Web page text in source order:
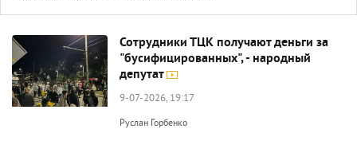
Сотрудники ТЦК получают деньги за
"бусифицированных", - народный
депутат
9-07-2026, 19:17
Руслан Горбенко